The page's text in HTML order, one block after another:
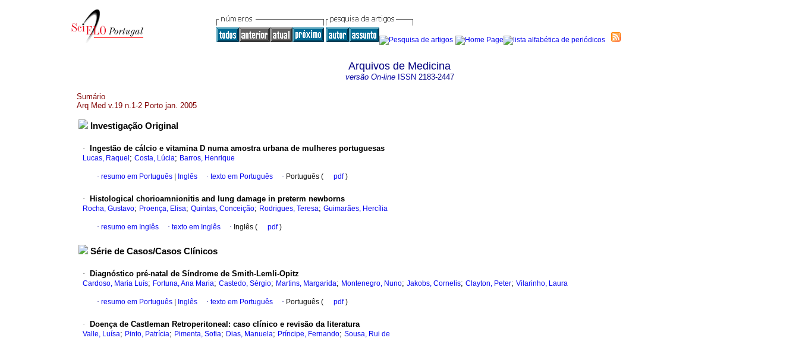
Arquivos de Medicina
versão On-lineISSN 2183-2447
Sumário
Arq Med v.19 n.1-2 Porto jan. 2005
Investigação Original
· Ingestão de cálcio e vitamina D numa amostra urbana de mulheres portuguesas
Lucas, Raquel ; Costa, Lúcia; Barros, Henrique
· resumo em Português Inglês · texto em Português · Português ( pdf)
· Histological chorioamnionitis and lung damage in preterm newborns
Rocha, Gustavo; Proença, Elisa; Quintas, Conceição; Rodrigues, Teresa; Guimarães, Hercília
· resumo em Inglês · texto em Inglês · Inglês ( pdf)
Série de Casos/Casos Clínicos
· Diagnóstico pré-natal de Síndrome de Smith-Lemli-Opitz
Cardoso, Maria Luís; Fortuna, Ana Maria; Castedo, Sérgio; Martins, Margarida; Montenegro, Nuno; Jakobs, Cornelis; Clayton, Peter; Vilarinho, Laura
· resumo em Português Inglês · texto em Português · Português ( pdf)
· Doença de Castleman Retroperitoneal : caso clínico e revisão da literatura
Valle, Luísa; Pinto, Patrícia; Pimenta, Sofia; Dias, Manuela; Príncipe, Fernando; Sousa, Rui de